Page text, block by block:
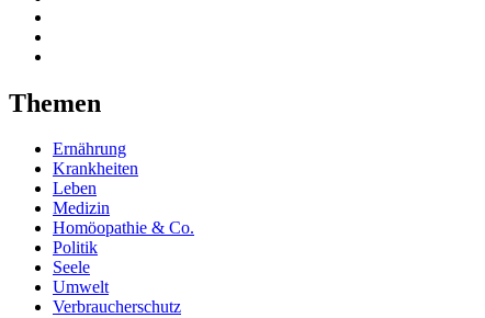
Themen
Ernährung
Krankheiten
Leben
Medizin
Homöopathie & Co.
Politik
Seele
Umwelt
Verbraucherschutz